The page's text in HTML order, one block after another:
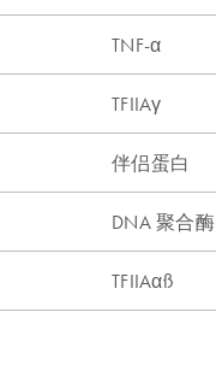
TNF-α
TFIIAγ
伴侣蛋白
DNA 聚合酶
TFIIAαß